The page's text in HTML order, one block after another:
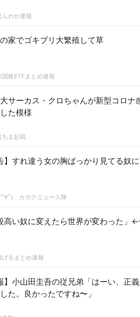
んわか速報
家でゴキブリ大繁殖して草
国株ETFまとめ速報
サーカス・クロちゃんが新型コロナ
た模様
ちま起稿
】すれ違う女の胸ばっかり見てる奴
∀ﾟ)ゞカガクニュース隊
高い奴に変えたら世界が変わった」
げるまとめ速報
】小山田圭吾の従兄弟「はーい、正
た。良かったですね〜」